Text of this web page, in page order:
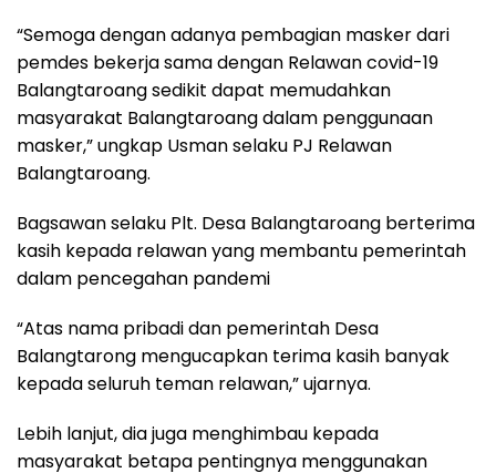
“Semoga dengan adanya pembagian masker dari
pemdes bekerja sama dengan Relawan covid-19
Balangtaroang sedikit dapat memudahkan
masyarakat Balangtaroang dalam penggunaan
masker,” ungkap Usman selaku PJ Relawan
Balangtaroang.
Bagsawan selaku Plt. Desa Balangtaroang berterima
kasih kepada relawan yang membantu pemerintah
dalam pencegahan pandemi
“Atas nama pribadi dan pemerintah Desa
Balangtarong mengucapkan terima kasih banyak
kepada seluruh teman relawan,” ujarnya.
Lebih lanjut, dia juga menghimbau kepada
masyarakat betapa pentingnya menggunakan